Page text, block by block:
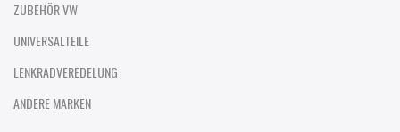
ZUBEHÖR VW
UNIVERSALTEILE
LENKRADVEREDELUNG
ANDERE MARKEN